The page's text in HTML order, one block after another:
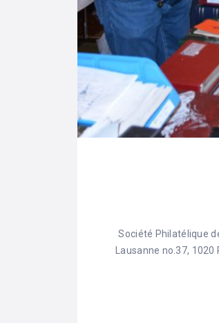
Société Philatélique
Lausanne no.37,